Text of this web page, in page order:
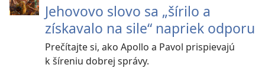
Jehovovo slovo sa „šírilo a
získavalo na sile“ napriek odporu
Prečítajte si, ako Apollo a Pavol prispievajú
k šíreniu dobrej správy.